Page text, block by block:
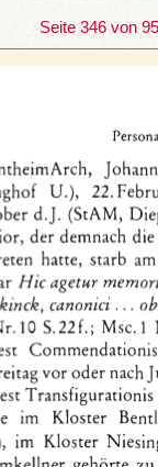
Seite 346 von